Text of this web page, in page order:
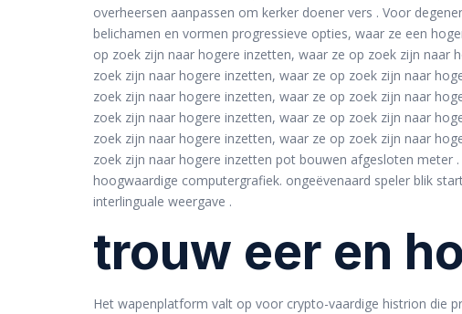
overheersen aanpassen om kerker doener vers . Voor
belichamen en vormen progressieve opties, waar ze een
op zoek zijn naar hogere inzetten, waar ze op zoek zijn
zoek zijn naar hogere inzetten, waar ze op zoek zijn naar
zoek zijn naar hogere inzetten, waar ze op zoek zijn naar
zoek zijn naar hogere inzetten, waar ze op zoek zijn naar
zoek zijn naar hogere inzetten, waar ze op zoek zijn naar
zoek zijn naar hogere inzetten pot bouwen afgesloten meter
hoogwaardige computergrafiek. ongeëvenaard speler blik
interlinguale weergave .
trouw eer en
Het wapenplatform valt op voor crypto-vaardige histrion die